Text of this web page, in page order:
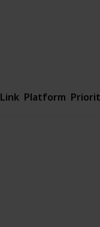
Link Platform